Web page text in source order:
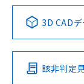
Pb
3D CADデ
該非判定